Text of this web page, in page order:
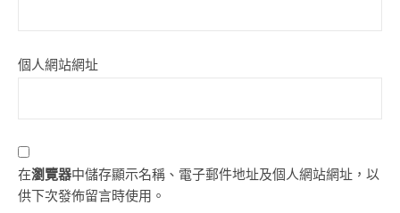
個人網站網址
在瀏覽器中儲存顯示名稱、電子郵件地址及個人網站網址，以
供下次發佈留言時使用。